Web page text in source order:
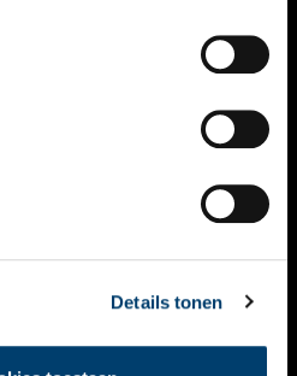
Details tonen